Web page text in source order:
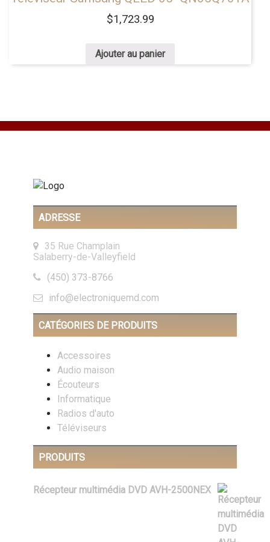
$1,723.99
Ajouter au panier
ADRESSE
35 Rue Champlain
Salaberry-de-Valleyfield
(450) 373-8766
info@electroniquemd.com
CATÉGORIES DE PRODUITS
Accessoires
Audio maison
Écouteurs
Informatique
Radios d'auto
Téléviseurs
PRODUITS
Récepteur multimédia DVD AVH-2500NEX